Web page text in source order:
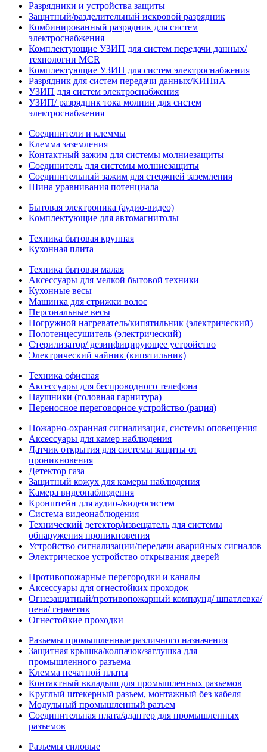
Разрядники и устройства защиты
Защитный/разделительный искровой разрядник
Комбинированный разрядник для систем
электроснабжения
Комплектующие УЗИП для систем передачи данных/
технологии MCR
Комплектующие УЗИП для систем электроснабжения
Разрядник для систем передачи данных/КИПиА
УЗИП для систем электроснабжения
УЗИП/ разрядник тока молнии для систем
электроснабжения
Соединители и клеммы
Клемма заземления
Контактный зажим для системы молниезащиты
Соединитель для системы молниезащиты
Соединительный зажим для стержней заземления
Шина уравнивания потенциала
Бытовая электроника (аудио-видео)
Комплектующие для автомагнитолы
Техника бытовая крупная
Кухонная плита
Техника бытовая малая
Аксессуары для мелкой бытовой техники
Кухонные весы
Машинка для стрижки волос
Персональные весы
Погружной нагреватель/кипятильник (электрический)
Полотенцесушитель (электрический)
Стерилизатор/ дезинфицирующее устройство
Электрический чайник (кипятильник)
Техника офисная
Аксессуары для беспроводного телефона
Наушники (головная гарнитура)
Переносное переговорное устройство (рация)
Пожарно-охранная сигнализация, системы оповещения
Аксессуары для камер наблюдения
Датчик открытия для системы защиты от
проникновения
Детектор газа
Защитный кожух для камеры наблюдения
Камера видеонаблюдения
Кронштейн для аудио-/видеосистем
Система видеонаблюдения
Технический детектор/извещатель для системы
обнаружения проникновения
Устройство сигнализации/передачи аварийных сигналов
Электрическое устройство открывания дверей
Противопожарные перегородки и каналы
Аксессуары для огнестойких проходок
Огнезащитный/противопожарный компаунд/ шпатлевка/
пена/ герметик
Огнестойкие проходки
Разъемы промышленные различного назначения
Защитная крышка/колпачок/заглушка для
промышленного разъема
Клемма печатной платы
Контактный вкладыш для промышленных разъемов
Круглый штекерный разъем, монтажный без кабеля
Модульный промышленный разъем
Соединительная плата/адаптер для промышленных
разъемов
Разъемы силовые